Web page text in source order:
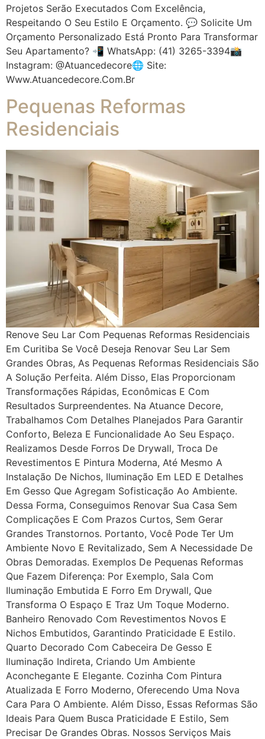
Projetos Serão Executados Com Excelência,
Respeitando O Seu Estilo E Orçamento. 💬 Solicite Um
Orçamento Personalizado Está Pronto Para Transformar
Seu Apartamento? 📲 WhatsApp: (41) 3265-3394📸
Instagram: @atuancedecore🌐 Site:
Www.atuancedecore.com.br
Pequenas Reformas
Residenciais
Renove Seu Lar Com Pequenas Reformas Residenciais
Em Curitiba Se Você Deseja Renovar Seu Lar Sem
Grandes Obras, As Pequenas Reformas Residenciais São
A Solução Perfeita. Além Disso, Elas Proporcionam
Transformações Rápidas, Econômicas E Com
Resultados Surpreendentes. Na Atuance Decore,
Trabalhamos Com Detalhes Planejados Para Garantir
Conforto, Beleza E Funcionalidade Ao Seu Espaço.
Realizamos Desde Forros De Drywall, Troca De
Revestimentos E Pintura Moderna, Até Mesmo A
Instalação De Nichos, Iluminação Em LED E Detalhes
Em Gesso Que Agregam Sofisticação Ao Ambiente.
Dessa Forma, Conseguimos Renovar Sua Casa Sem
Complicações E Com Prazos Curtos, Sem Gerar
Grandes Transtornos. Portanto, Você Pode Ter Um
Ambiente Novo E Revitalizado, Sem A Necessidade De
Obras Demoradas. Exemplos De Pequenas Reformas
Que Fazem Diferença: Por Exemplo, Sala Com
Iluminação Embutida E Forro Em Drywall, Que
Transforma O Espaço E Traz Um Toque Moderno.
Banheiro Renovado Com Revestimentos Novos E
Nichos Embutidos, Garantindo Praticidade E Estilo.
Quarto Decorado Com Cabeceira De Gesso E
Iluminação Indireta, Criando Um Ambiente
Aconchegante E Elegante. Cozinha Com Pintura
Atualizada E Forro Moderno, Oferecendo Uma Nova
Cara Para O Ambiente. Além Disso, Essas Reformas São
Ideais Para Quem Busca Praticidade E Estilo, Sem
Precisar De Grandes Obras. Nossos Serviços Mais